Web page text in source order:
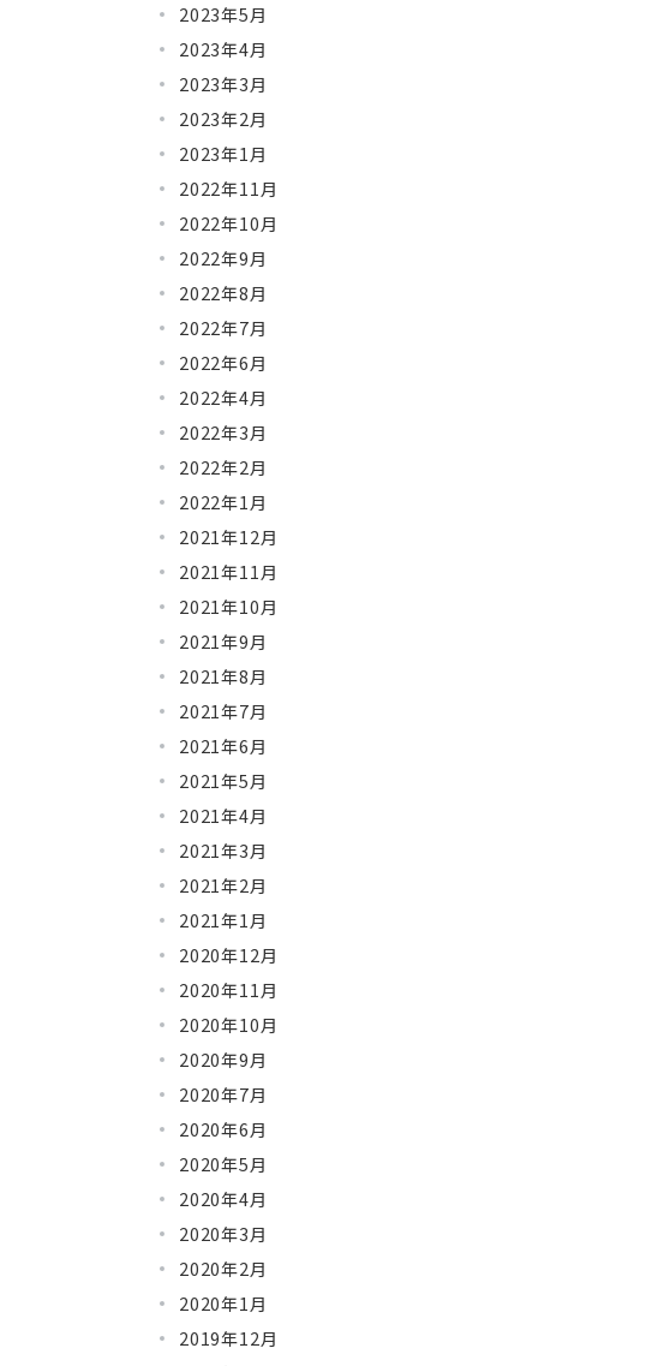
2023年5月
2023年4月
2023年3月
2023年2月
2023年1月
2022年11月
2022年10月
2022年9月
2022年8月
2022年7月
2022年6月
2022年4月
2022年3月
2022年2月
2022年1月
2021年12月
2021年11月
2021年10月
2021年9月
2021年8月
2021年7月
2021年6月
2021年5月
2021年4月
2021年3月
2021年2月
2021年1月
2020年12月
2020年11月
2020年10月
2020年9月
2020年7月
2020年6月
2020年5月
2020年4月
2020年3月
2020年2月
2020年1月
2019年12月